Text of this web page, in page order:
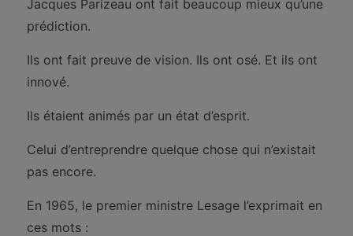
Jacques Parizeau ont fait beaucoup mieux qu’une
prédiction.
Ils ont fait preuve de vision. Ils ont osé. Et ils ont
innové.
Ils étaient animés par un état d’esprit.
Celui d’entreprendre quelque chose qui n’existait
pas encore.
En 1965, le premier ministre Lesage l’exprimait en
ces mots :